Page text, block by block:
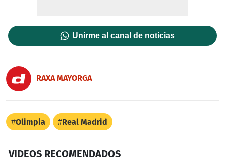
Unirme al canal de noticias
RAXA MAYORGA
Olimpia Real Madrid
VIDEOS RECOMENDADOS